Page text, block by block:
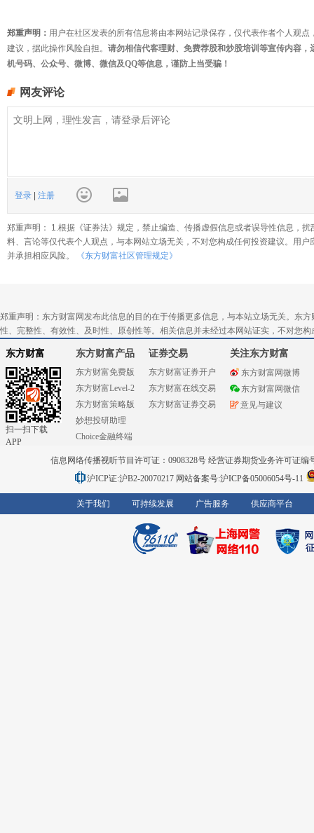
郑重声明： 用户在社区发表的所有信息将由本网站记录保存，仅代表作者个人观
建议，据此操作风险自担。 请勿相信代客理财、免费荐股和炒股培训等宣传内容
机号码、公众号、微博、微信及QQ等信息，谨防上当受骗！
网友评论
登录 注册
郑重声明： 1.根据《证券法》规定，禁止编造、传播虚假信息或者误导性信息，
料、言论等仅代表个人观点，与本网站立场无关，不对您构成任何投资建议。用
并承担相应风险。
《东方财富社区管理规定》
郑重声明：东方财富网发布此信息的目的在于传播更多信息，与本站立场无关。东
性、完整性、有效性、及时性、原创性等。相关信息并未经过本网站证实，不对您
东方财富
扫一扫下载
APP
东方财富产品
东方财富免费版
东方财富Level-2
东方财富策略版
妙想投研助理
Choice金融终端
证券交易
东方财富证券开户
东方财富在线交易
东方财富证券交易
关注东方财富
东方财富网微博
东方财富网微信
意见与建议
信息网络传播视听节目许可证：0908328号 经营证券期货业务许可证编
沪ICP证:沪B2-20070217 网站备案号:沪ICP备05006054号-11
关于我们 可持续发展 广告服务 供应商平台